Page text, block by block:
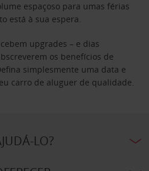
espaçoso para umas férias
está à sua espera.
upgrades – e dias
os benefícios de
simplesmente uma data e
carro de aluguer de qualidade.
LO?